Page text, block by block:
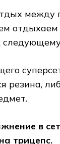
между
резина,
в
трицепс.